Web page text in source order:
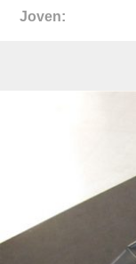
Joven